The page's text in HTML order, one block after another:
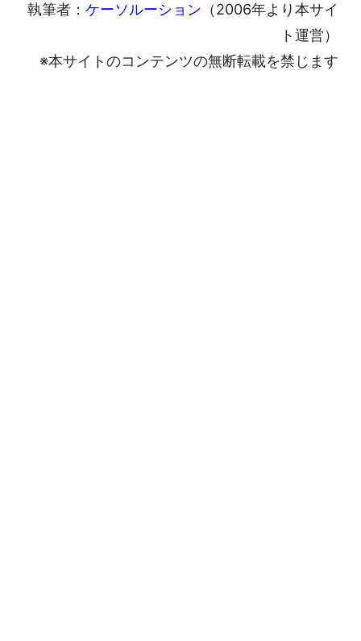
執筆者： ケーソルーション （2006年より本サイ
ト運営）
※本サイトのコンテンツの無断転載を禁じます